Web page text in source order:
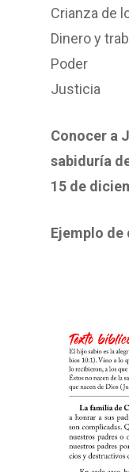
Crianza de
Dinero y
Poder
Justicia
Conocer a
sabiduría
15 de
Ejemplo de